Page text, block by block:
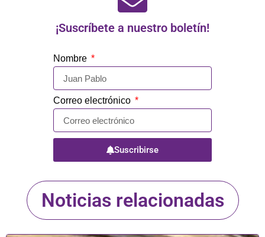
¡Suscríbete a nuestro boletín!
Nombre
Correo electrónico
Suscribirse
Noticias relacionadas